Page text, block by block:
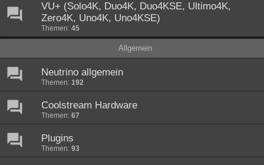
VU+ (Solo4K, Duo4K, Duo4KSE, Ultimo4K,
Zero4K, Uno4K, Uno4KSE)
Themen: 45
Allgemein
Neutrino allgemein
Themen: 192
Coolstream Hardware
Themen: 67
Plugins
Themen: 93